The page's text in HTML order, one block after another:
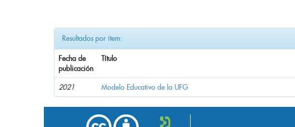
Resultados por ítem:
Fecha de
publicación
Título
2021 Modelo Educativo de la UFG